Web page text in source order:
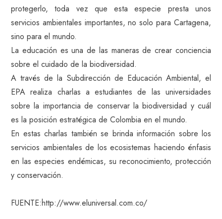
protegerlo, toda vez que esta especie presta unos
servicios ambientales importantes, no solo para Cartagena,
sino para el mundo.
La educación es una de las maneras de crear conciencia
sobre el cuidado de la biodiversidad.
A través de la Subdirección de Educación Ambiental, el
EPA realiza charlas a estudiantes de las universidades
sobre la importancia de conservar la biodiversidad y cuál
es la posición estratégica de Colombia en el mundo.
En estas charlas también se brinda información sobre los
servicios ambientales de los ecosistemas haciendo énfasis
en las especies endémicas, su reconocimiento, protección
y conservación.
FUENTE:http://www.eluniversal.com.co/